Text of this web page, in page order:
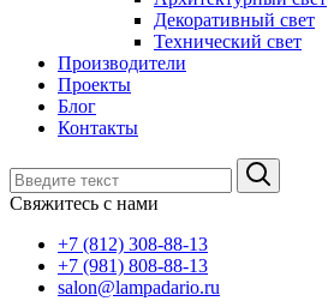
Декоративный свет
Технический свет
Производители
Проекты
Блог
Контакты
Свяжитесь с нами
+7 (812) 308-88-13
+7 (981) 808-88-13
salon@lampadario.ru